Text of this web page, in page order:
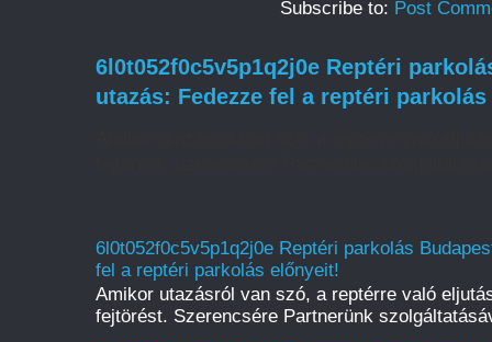
Subscribe to: Post
6l0t052f0c5v5p1q2j0e Reptéri
utazás: Fedezze fel a reptéri
6l0t052f0c5v5p1q2j0e Reptéri parkolás
fel a reptéri parkolás előnyeit!
Amikor utazásról van szó, a reptérre való
fejtörést. Szerencsére Partnerünk